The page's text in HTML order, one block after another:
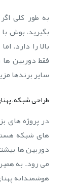
به طور کلی
فقط دوربین ها
سایر برندها
طراحی شبکه،
در پروژه های
های شبکه
دوربین ها
می رود. به
هوشمندانه